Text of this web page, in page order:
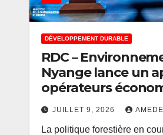
DÉVELOPPEMENT DURABLE
RDC –
Nyange lance un
opérateurs
investir dans le
vert Kivu-Kinshasa
JUILLET 9, 2026
La politique forestière en